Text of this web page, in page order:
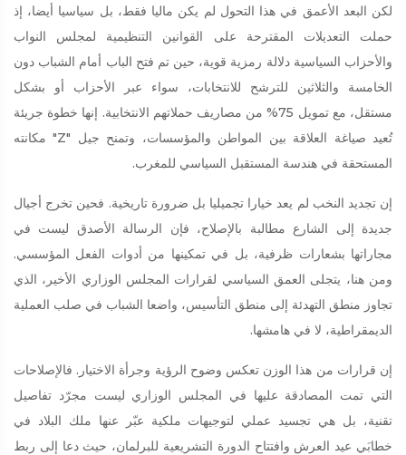
لكن البعد الأعمق في هذا التحول لم يكن ماليا فقط، بل سياسيا أيضا، إذ
حملت التعديلات المقترحة على القوانين التنظيمية لمجلس النواب
والأحزاب السياسية دلالة رمزية قوية، حين تم فتح الباب أمام الشباب دون
الخامسة والثلاثين للترشح للانتخابات، سواء عبر الأحزاب أو بشكل
مستقل، مع تمويل 75% من مصاريف حملاتهم الانتخابية. إنها خطوة جريئة
تُعيد صياغة العلاقة بين المواطن والمؤسسات، وتمنح جيل "Z" مكانته
المستحقة في هندسة المستقبل السياسي للمغرب.
إن تجديد النخب لم يعد خيارا تجميليا بل ضرورة تاريخية. فحين تخرج أجيال
جديدة إلى الشارع مطالبة بالإصلاح، فإن الرسالة الأصدق ليست في
مجاراتها بشعارات ظرفية، بل في تمكينها من أدوات الفعل المؤسسي.
ومن هنا، يتجلى العمق السياسي لقرارات المجلس الوزاري الأخير، الذي
تجاوز منطق التهدئة إلى منطق التأسيس، واضعا الشباب في صلب العملية
الديمقراطية، لا في هامشها.
إن قرارات من هذا الوزن تعكس وضوح الرؤية وجرأة الاختيار. فالإصلاحات
التي تمت المصادقة عليها في المجلس الوزاري ليست مجرّد تفاصيل
تقنية، بل هي تجسيد عملي لتوجيهات ملكية عبّر عنها ملك البلاد في
خطابَي عيد العرش وافتتاح الدورة التشريعية للبرلمان، حيث دعا إلى ربط